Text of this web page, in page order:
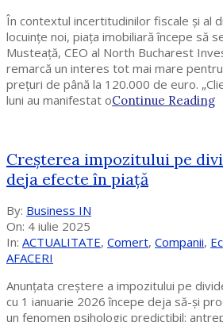
În contextul incertitudinilor fiscale și al
locuințe noi, piața imobiliară începe să
Musteață, CEO al North Bucharest
remarcă un interes tot mai mare
prețuri de până la 120.000 de euro.
luni au manifestat oContinue Reading
Creșterea impozitului pe
deja efecte în piață
2025-
07-
04
By: Business IN
On: 4 iulie 2025
In: ACTUALITATE, Comert, Companii,
AFACERI
Anunțata creștere a impozitului pe
cu 1 ianuarie 2026 începe deja să-și
un fenomen psihologic predictibil: